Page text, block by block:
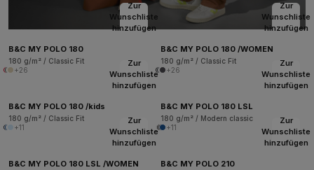
Zur
Wunschliste
hinzufügen
B&C MY POLO 180
180 g/m² / Classic Fit
+26
Zur
Wunschliste
hinzufügen
B&C MY POLO 180 /WOMEN
180 g/m² / Classic Fit
+26
Zur
Wunschliste
hinzufügen
B&C MY POLO 180 /kids
180 g/m² / Classic Fit
+11
Zur
Wunschliste
hinzufügen
B&C MY POLO 180 LSL
180 g/m² / Modern classic
+11
Zur
Wunschliste
hinzufügen
B&C MY POLO 180 LSL /WOMEN
Zur
Wunschliste
hinzufügen
B&C MY POLO 210